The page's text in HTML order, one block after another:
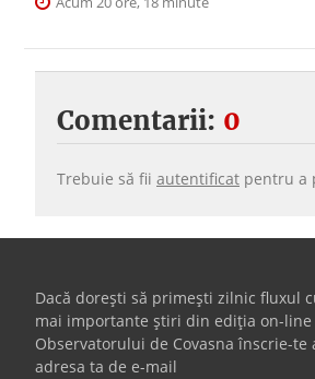
Comentarii: 0
Trebuie să fii autentificat pentru a
Dacă dorești să primești zilnic fluxul
mai importante știri din ediția on-line
Observatorului de Covasna înscrie-te
adresa ta de e-mail